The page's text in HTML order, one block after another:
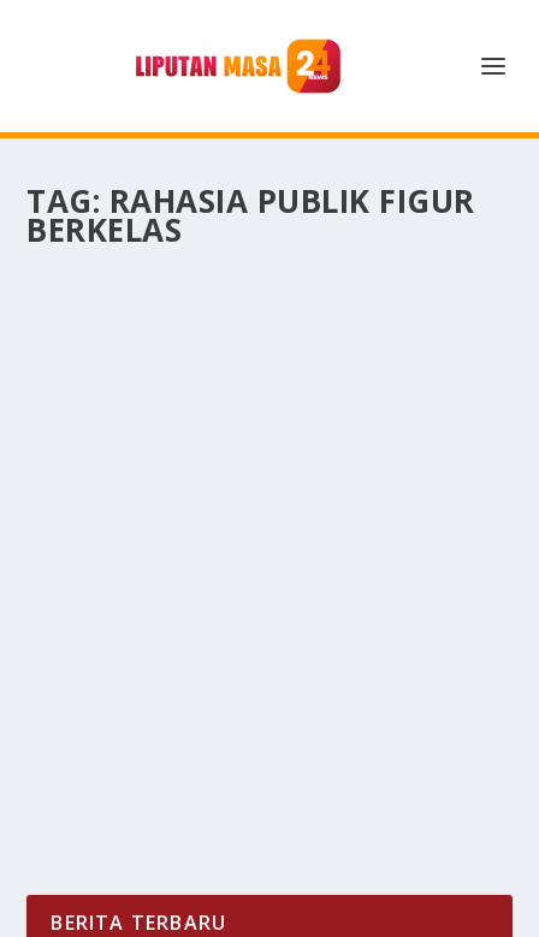
TAG: RAHASIA PUBLIK FIGUR
BERKELAS
BERITA TERBARU